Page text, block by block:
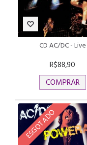
CD AC/DC - Live
R$88,90
COMPRAR
ESGOTADO